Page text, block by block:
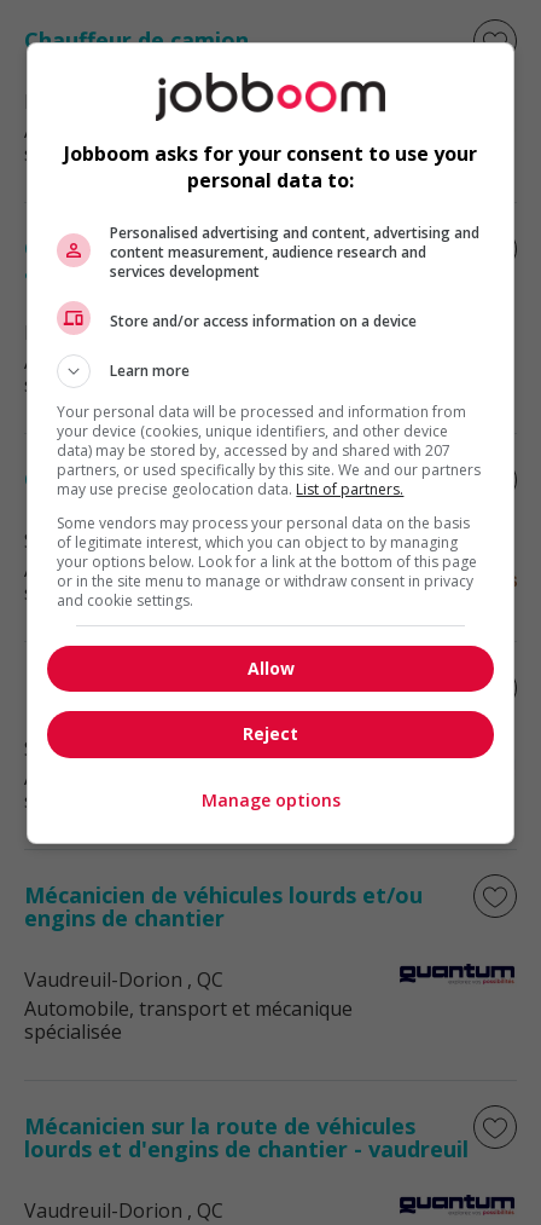
Chauffeur de camion
Automobile, transport et mécanique
spécialisée
Chef d’atelier – machinerie lourde &
agricole
Mirabel
, QC
Automobile, transport et mécanique
spécialisée
Chef répartiteur (3704)
Saint-Lazare, QC
Automobile, transport et mécanique
spécialisée
Mécanicien industriel - de jour !
Saint Eustache
Automobile, transport et mécanique
spécialisée
Mécanicien de véhicules lourds et/ou
engins de chantier
Vaudreuil-Dorion , QC
Automobile, transport et mécanique
spécialisée
Mécanicien sur la route de véhicules
lourds et d'engins de chantier - vaudreuil
Vaudreuil-Dorion , QC
Jobboom asks for your consent to use your
personal data to:
Personalised advertising and content, advertising and
content measurement, audience research and
services development
Store and/or access information on a device
Learn more
Your personal data will be processed and information from
your device (cookies, unique identifiers, and other device
data) may be stored by, accessed by and shared with 207
partners, or used specifically by this site. We and our partners
may use precise geolocation data. List of partners.
Some vendors may process your personal data on the basis
of legitimate interest, which you can object to by managing
your options below. Look for a link at the bottom of this page
or in the site menu to manage or withdraw consent in privacy
and cookie settings.
Allow
Reject
Manage options